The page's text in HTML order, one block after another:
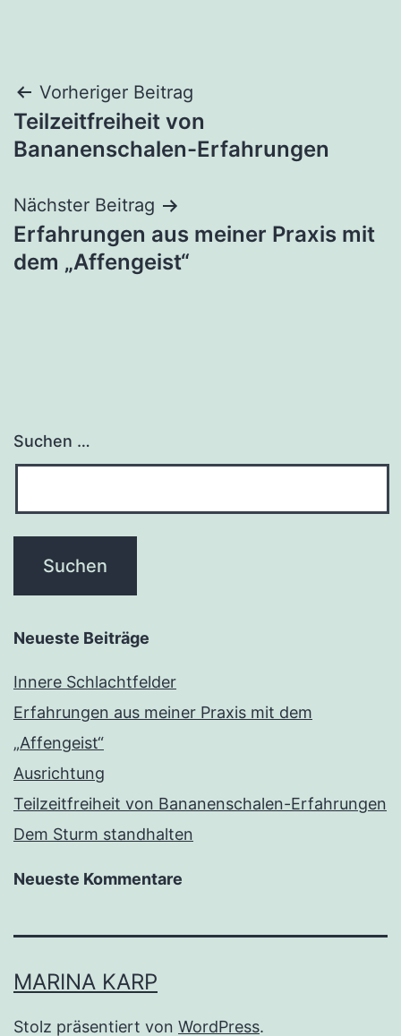
Beitragsnavigation
Vorheriger Beitrag
Teilzeitfreiheit von
Bananenschalen-Erfahrungen
Nächster Beitrag
Erfahrungen aus meiner Praxis mit
dem „Affengeist“
Suchen …
Neueste Beiträge
Innere Schlachtfelder
Erfahrungen aus meiner Praxis mit dem
„Affengeist“
Ausrichtung
Teilzeitfreiheit von Bananenschalen-Erfahrungen
Dem Sturm standhalten
Neueste Kommentare
MARINA KARP
Stolz präsentiert von WordPress.